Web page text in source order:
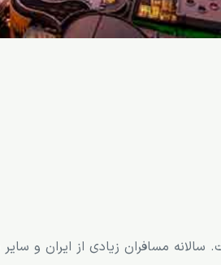
مسافران زیادی از ایران و